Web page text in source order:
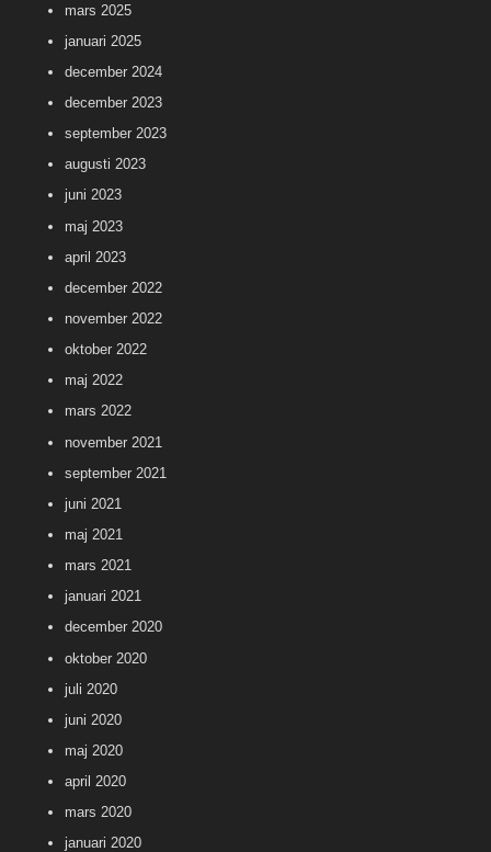
mars 2025
januari 2025
december 2024
december 2023
september 2023
augusti 2023
juni 2023
maj 2023
april 2023
december 2022
november 2022
oktober 2022
maj 2022
mars 2022
november 2021
september 2021
juni 2021
maj 2021
mars 2021
januari 2021
december 2020
oktober 2020
juli 2020
juni 2020
maj 2020
april 2020
mars 2020
januari 2020